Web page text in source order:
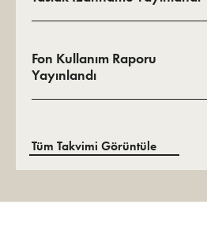
Fon Kullanım Raporu
Yayınlandı
Tüm Takvimi Görüntüle